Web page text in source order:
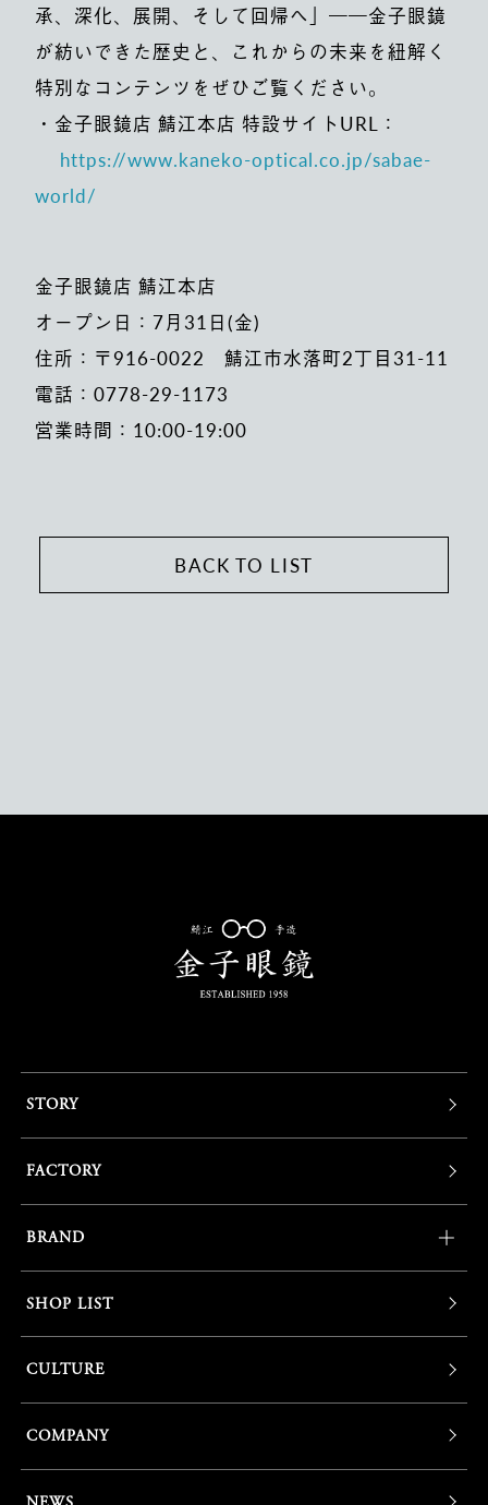
承、深化、展開、そして回帰へ」――金子眼鏡
が紡いできた歴史と、これからの未来を紐解く
特別なコンテンツをぜひご覧ください。
・金子眼鏡店 鯖江本店 特設サイトURL：
https://www.kaneko-optical.co.jp/sabae-
world/
金子眼鏡店 鯖江本店
オープン日：7月31日(金)
住所：〒916-0022 鯖江市水落町2丁目31-11
電話：0778-29-1173
営業時間：10:00-19:00
BACK TO LIST
STORY
FACTORY
BRAND
SHOP LIST
CULTURE
COMPANY